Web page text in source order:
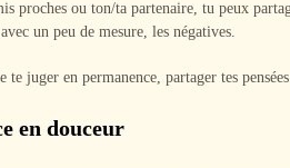
proches ou ton/ta partenaire, tu peux
un peu de mesure, les négatives.
te juger en permanence, partager tes
en douceur